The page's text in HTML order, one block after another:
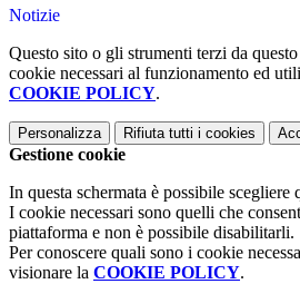
Notizie
Questo sito o gli strumenti terzi da
cookie necessari al funzionamento ed
COOKIE POLICY.
Personalizza Rifiuta tutti i cookies
Gestione cookie
In questa schermata è possibile scegliere
I cookie necessari sono quelli che
piattaforma e non è possibile disabilitarli.
Per conoscere quali sono i cookie
visionare la COOKIE POLICY.